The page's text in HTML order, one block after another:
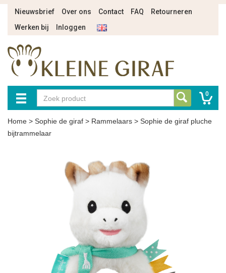
Nieuwsbrief Over ons Contact FAQ
Retourneren
Werken bij
Inloggen
0
Home > Sophie de giraf > Rammelaars > Sophie de giraf pluche
bijtrammelaar